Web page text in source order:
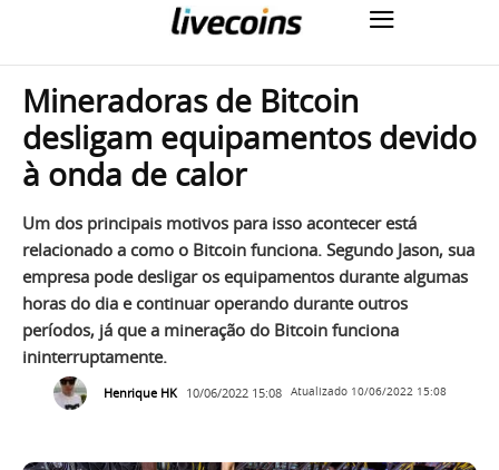
Mineradoras de Bitcoin
desligam equipamentos devido
à onda de calor
Um dos principais motivos para isso acontecer está
relacionado a como o Bitcoin funciona. Segundo Jason, sua
empresa pode desligar os equipamentos durante algumas
horas do dia e continuar operando durante outros
períodos, já que a mineração do Bitcoin funciona
ininterruptamente.
Henrique HK 10/06/2022 15:08 Atualizado 10/06/2022 15:08